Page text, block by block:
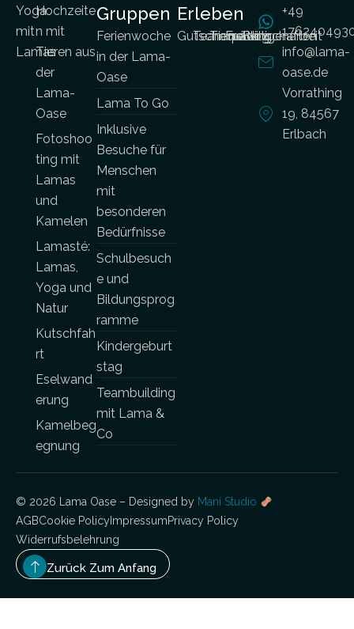
Yoga
mit
Lamas
Hochzeite
n mit
Tieren aus
der
Lama-
Oase
Fotoshoo
ting mit
Lamas
und
Kamelen
Lamasté:
Lamas,
Yoga und
Natur
Kutschfah
rt
Eselwand
erung
Kamelbeg
egnung
Gruppen
Ferienwoche
in der Lama-
Oase
Lama To Go
Inklusive
Besuche für
Menschen
mit
besonderen
Bedürfnisse
Schulbesuch
e und
Bildungsprog
ramme
Kindergeburt
stag
Teambuilding
mit Lama &
Co
Erleben
Gutscheine
Teambuilding
Tierpatenschaften
Freiwilligenarbeit
Blog
+49
info@lama-
oase.de
Vorrathing
19, 84567
Erlbach
© 2026 Lama Oase – Designed by Maní Studio
AGBCookie Policy ImpressumPrivacy Policy
Widerrufsbelehrung
Zurück Zum Anfang